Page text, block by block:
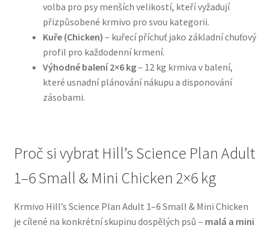
N&D Farmina pro psy — Italské holistic krmivo
Oblečky pro psy
Pamlsky pro psy
Přepravky pro psy
Purizon pro psy — Vysoký obsah masa, bez obilovin
volba pro psy menších velikostí, kteří vyžadují
přizpůsobené krmivo pro svou kategorii.
Kuře (Chicken) – kuřecí příchuť jako základní chuťový
profil pro každodenní krmení.
Výhodné balení 2×6 kg– 12 kg krmiva v balení,
které usnadní plánování nákupu a disponování
zásobami.
Proč si vybrat Hill’s Science Plan Adult
1–6 Small & Mini Chicken 2×6 kg
Krmivo Hill’s Science Plan Adult 1–6 Small & Mini Chicken
je cílené na konkrétní skupinu dospělých psů – malá a mini